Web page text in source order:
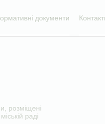
документи
розміщені
раді